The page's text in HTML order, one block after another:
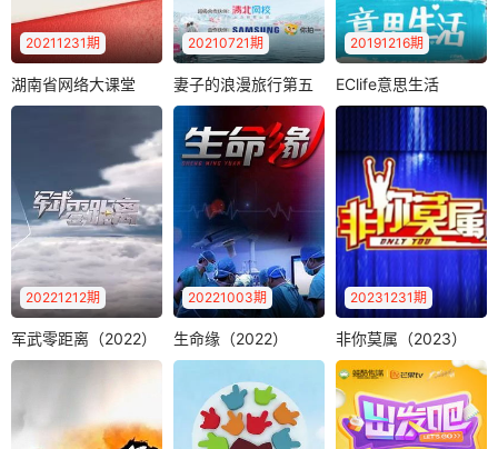
2026-01-24：主咖陪你看元宵特辑：某某某陪看张维伊被围攻笑翻了 2026-01-24：第6期纯享版：范志毅5年后再锐评男篮
2026-01-24：主咖陪你看第5期：倪萍现场揭穿李诚儒“虚假人设”
2026-01-24：第5期下：倪萍炸场！一开口春晚的味回来啦 2026-01-24：第5期上：内娱老字号齐聚，唐国强给宋亚轩庆生
2026-01-24：主咖陪你看第3期：呼兰看向佐表演“惊吓”连连 2026-01-24：第4期上：黄圣依看再见爱人吐槽自己
2026-01-24：第4期下：鸟鸟犀利发言打破对女司机偏见 2026-01-24：第1期下：名场面诞生，艾福杰尼小奇爆笑battle！
2026-01-24：上桌吧！主咖第4期：张萌cue孟子义猜题梦回《九重紫》 2026-01-24：主咖陪你看第4期：鸟鸟调侃张萌加微信笑疯黄圣依
2026-01-24：春节特辑：主咖接财神，安可剧场读信回馈 2026-01-24：主咖陪你看春节特辑：漫才兄弟刚下春晚就来狠狠吐槽了？
2026-01-24：上桌吧！主咖第3期：向佐回应“抽象”行为遭网友玩梗 2026-01-24：连麦直播：向佐爆料上网刷自己梗心得
2026-01-24：第3期上：乐子人集结，全员贴脸开大向佐！
2026-01-24：上桌吧！主咖第2期：刘晓庆霸气回怼年龄质疑 2026-01-24：主咖陪你看第2期：75岁刘晓庆生物钟惊呆众人
20211231期
湖南省网络大课堂（2021）
湖南省网络大课堂
（2021）
20210721期
妻子的浪漫旅行第五季
妻子的浪漫旅行第五
季
20191216期
EClife意思生活（2019）
别出心裁的装饰手
作、调性十足的好
物测评、便利实用
的生活妙招，爱..
EClife意思生活
（2019）
20221212期
军武零距离（2022）
的功勋装备，内..
军武零距离（2022）
20221003期
京卫视《身边》团
队制作，以纪实拍
摄的手法，24..
生命缘（2022）
20231231期
非你莫属（2023）
《非你莫属》由新
成立的天视卫星公
司顶尖团队臻金打
造，专业性和娱..
非你莫属（2023）